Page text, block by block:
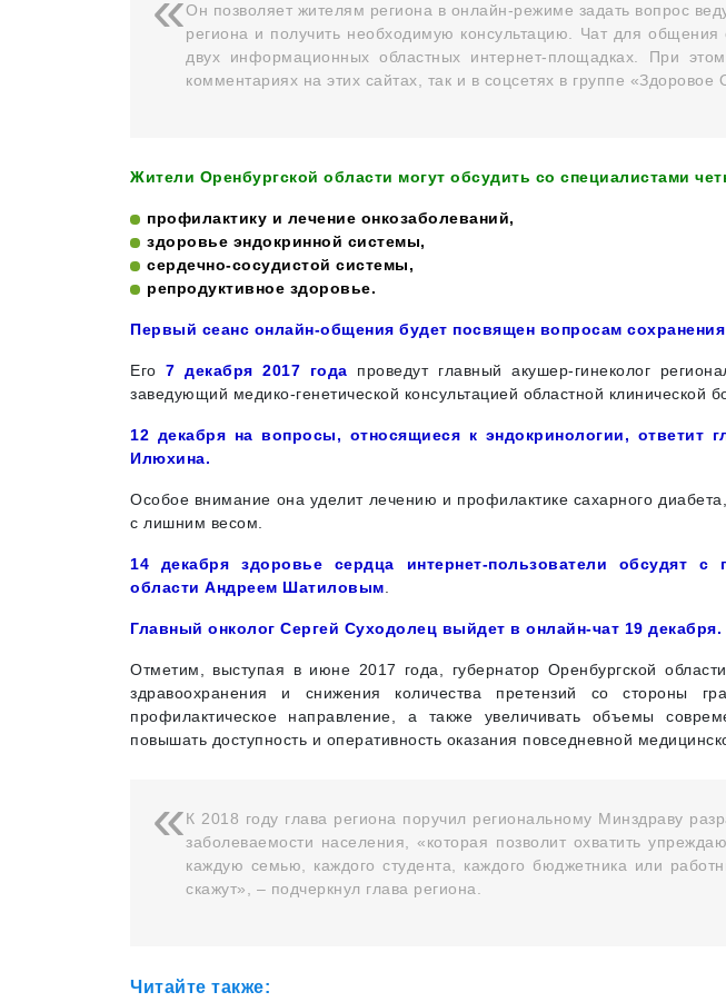
Он позволяет жителям региона в онлайн-режиме задать вопрос
региона и получить необходимую консультацию. Чат для общения
двух информационных областных интернет-площадках. При
комментариях на этих сайтах, так и в соцсетях в группе «Здоровое
Жители Оренбургской области могут обсудить со специалистами
профилактику и лечение онкозаболеваний,
здоровье эндокринной системы,
сердечно-сосудистой системы,
репродуктивное здоровье.
Первый сеанс онлайн-общения будет посвящен вопросам
Его7 декабря 2017 года проведут главный акушер-гинеколог
заведующий медико-генетической консультацией областной
12 декабря на вопросы, относящиеся к эндокринологии, ответит
Илюхина.
Особое внимание она уделит лечению и профилактике сахарного
с лишним весом.
14 декабря здоровье сердца интернет-пользователи обсудят с
области Андреем Шатиловым
Главный онколог Сергей Суходолец выйдет в онлайн-чат 19 декабря.
Отметим, выступая в июне 2017 года, губернатор Оренбургской
здравоохранения и снижения количества претензий со стороны
профилактическое направление, а также увеличивать объемы
повышать доступность и оперативность оказания повседневной
К 2018 году глава региона поручил региональному Минздраву
заболеваемости населения, «которая позволит охватить
каждую семью, каждого студента, каждого бюджетника или
скажут», – подчеркнул глава региона.
Читайте также: